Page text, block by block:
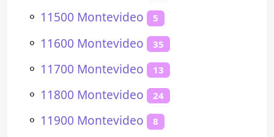
⚬ 11500 Montevideo 5
⚬ 11600 Montevideo 35
⚬ 11700 Montevideo 13
⚬ 11800 Montevideo 24
⚬ 11900 Montevideo 8